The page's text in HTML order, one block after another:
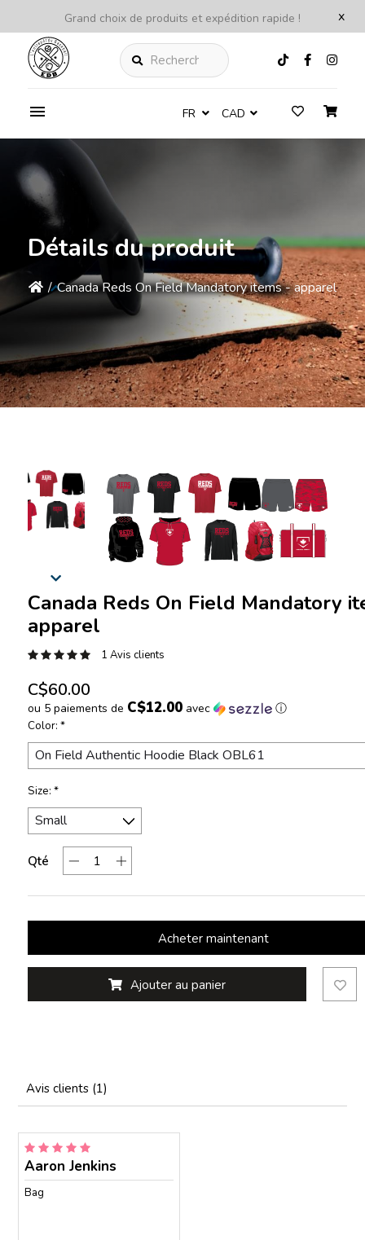
x
Grand choix de produits et expédition rapide !
Rechercher
FR CAD
Détails du produit
/ Canada Reds On Field Mandatory items - apparel
Canada Reds On Field Mandatory
apparel
1 Avis clients
C$60.00
ou 5 paiements de C$12.00avec ⓘ
Color: *
Size: *
Qté
Acheter maintenant
Ajouter au panier
Avis clients (1)
Aaron Jenkins
Bag